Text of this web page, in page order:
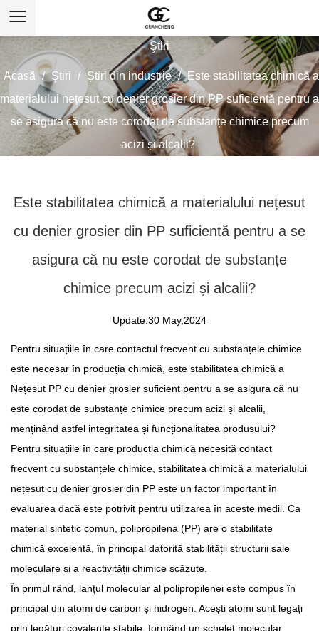
Ştiri
Acasă / Ştiri / Știri din industrie / Este stabilitatea chimică a
materialului nețesut cu denier grosier din PP suficientă pentru a
se asigura că nu este corodat de substanțe chimice precum
acizi și alcalii?
Este stabilitatea chimică a materialului nețesut
cu denier grosier din PP suficientă pentru a se
asigura că nu este corodat de substanțe
chimice precum acizi și alcalii?
Update:30 May,2024
Pentru situațiile în care contactul frecvent cu substanțele chimice
este necesar în producția chimică, este stabilitatea chimică a
Nețesut PP cu denier grosier suficient pentru a se asigura că nu
este corodat de substanțe chimice precum acizi și alcalii,
menținând astfel integritatea și funcționalitatea produsului?
Pentru situațiile în care producția chimică necesită contact
frecvent cu substanțele chimice, stabilitatea chimică a materialului
nețesut cu denier grosier din PP este un factor important în
evaluarea dacă este potrivit pentru utilizarea în aceste medii. Ca
material sintetic comun, polipropilena (PP) are o stabilitate
chimică excelentă, în principal datorită stabilității structurii sale
moleculare și a reactivității chimice scăzute.
În primul rând, lanțul molecular al polipropilenei este compus în
principal din atomi de carbon și hidrogen. Acești atomi sunt legați
prin legături covalente stabile, formând un schelet molecular